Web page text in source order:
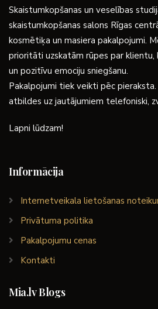
Skaistumkopšanas un veselības
skaistumkopšanas salons Rīgas
kosmētiķa un masiera pakalpojumi.
prioritāti uzskatām rūpes par
un pozitīvu emociju sniegšanu.
Pakalpojumi tiek veikti pēc
atbildes uz jautājumiem telefoniski,
Lapni lūdzam!
Informācija
Internetveikala lietošanas
Privātuma politika
Pakalpojumu cenas
Kontakti
Mia.lv Blogs